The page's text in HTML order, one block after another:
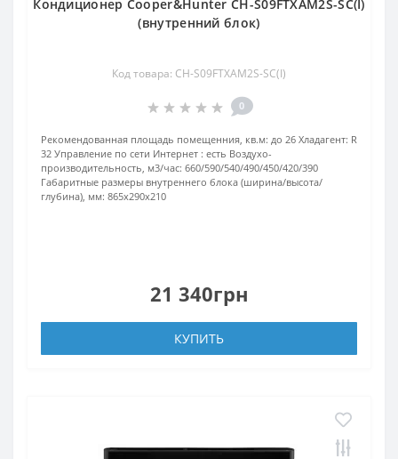
Кондиционер Cooper&Hunter CH-S09FTXAM2S-SC(I)
(внутренний блок)
Код товара: CH-S09FTXAM2S-SC(I)
0
Рекомендованная площадь помещенния, кв.м: до 26 Хладагент: R
32 Управление по сети Интернет : есть Воздухо-
производительность, м3/час: 660/590/540/490/450/420/390
Габаритные размеры внутреннего блока (ширина/высота/
глубина), мм: 865х290х210
21 340грн
КУПИТЬ